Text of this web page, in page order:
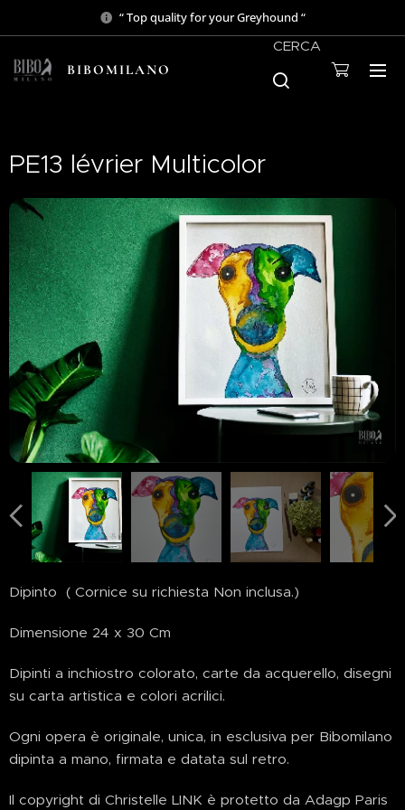
“ Top quality for your Greyhound “
BIBOMILANO
CERCA
PE13 lévrier Multicolor
Dipinto ( Cornice su richiesta Non inclusa.)
Dimensione 24 x 30 Cm
Dipinti a inchiostro colorato, carte da acquerello, disegni
su carta artistica e colori acrilici.
Ogni opera è originale, unica, in esclusiva per Bibomilano
dipinta a mano, firmata e datata sul retro.
Il copyright di Christelle LINK è protetto da Adagp Paris